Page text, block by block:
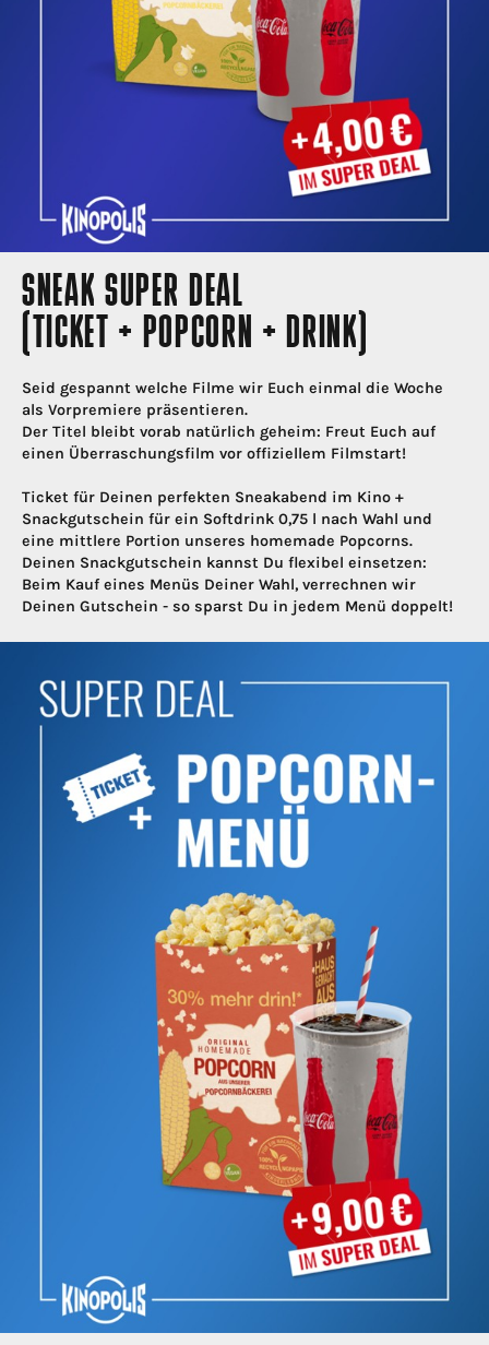
SNEAK SUPER DEAL
(TICKET + POPCORN + DRINK)
Seid gespannt welche Filme wir Euch einmal die Woche
als Vorpremiere präsentieren.
Der Titel bleibt vorab natürlich geheim: Freut Euch auf
einen Überraschungsfilm vor offiziellem Filmstart!
Ticket für Deinen perfekten Sneakabend im Kino +
Snackgutschein für ein Softdrink 0,75 l nach Wahl und
eine mittlere Portion unseres homemade Popcorns.
Deinen Snackgutschein kannst Du flexibel einsetzen:
Beim Kauf eines Menüs Deiner Wahl, verrechnen wir
Deinen Gutschein - so sparst Du in jedem Menü doppelt!